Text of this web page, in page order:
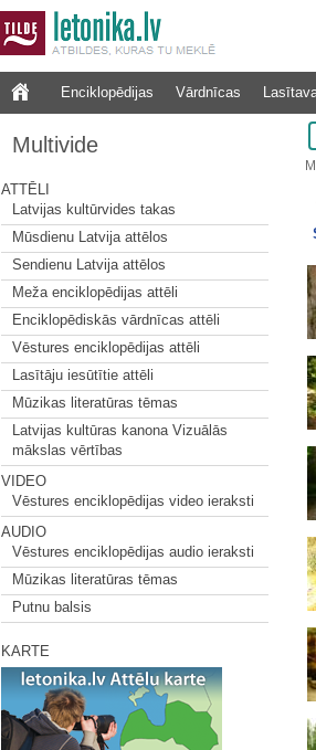
Enciklopēdijas Vārdnīcas
Multivide
ATTĒLI
Latvijas kultūrvides takas
Mūsdienu Latvija attēlos
Sendienu Latvija attēlos
Meža enciklopēdijas attēli
Enciklopēdiskās vārdnīcas attēli
Vēstures enciklopēdijas attēli
Lasītāju iesūtītie attēli
Mūzikas literatūras tēmas
Latvijas kultūras kanona Vizuālās
mākslas vērtības
VIDEO
Vēstures enciklopēdijas video ieraksti
AUDIO
Vēstures enciklopēdijas audio ieraksti
Mūzikas literatūras tēmas
Putnu balsis
KARTE